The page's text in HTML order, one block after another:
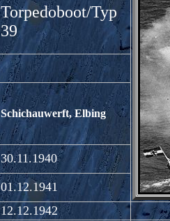
Torpedoboot/Typ
39
Schichauwerft, Elbing
30.11.1940
01.12.1941
12.12.1942